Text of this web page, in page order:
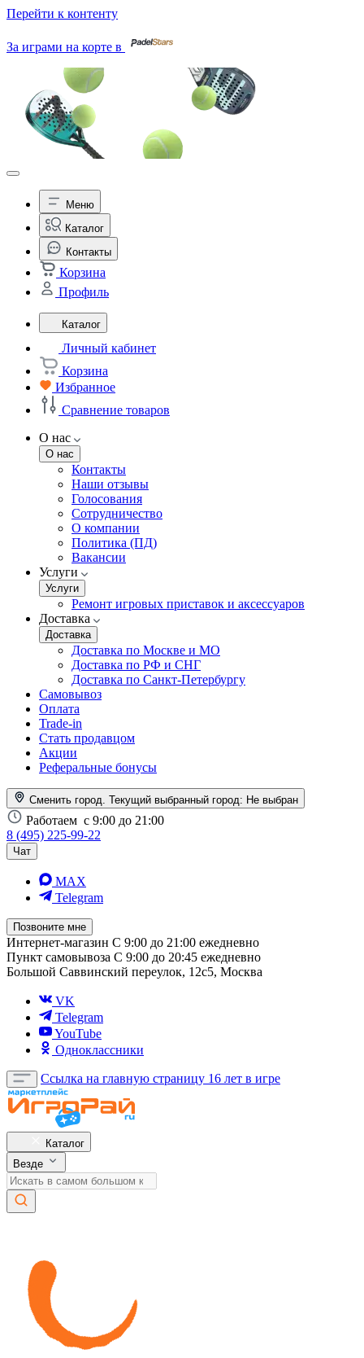
Перейти к контенту
За играми на корте в
Меню
Каталог
Контакты
Корзина
Профиль
Каталог
Личный кабинет
Корзина
Избранное
Сравнение товаров
О нас
О нас
Контакты
Наши отзывы
Голосования
Сотрудничество
О компании
Политика (ПД)
Вакансии
Услуги
Услуги
Ремонт игровых приставок и аксессуаров
Доставка
Доставка
Доставка по Москве и МО
Доставка по РФ и СНГ
Доставка по Санкт-Петербургу
Самовывоз
Оплата
Trade-in
Стать продавцом
Акции
Реферальные бонусы
Сменить город. Текущий выбранный город: Не выбран
Работаем с 9:00 до 21:00
8 (495) 225-99-22
Чат
MAX
Telegram
Позвоните мне
Интернет-магазин С 9:00 до 21:00 ежедневно
Пункт самовывоза С 9:00 до 20:45 ежедневно
Большой Саввинский переулок, 12с5, Москва
VK
Telegram
YouTube
Одноклассники
Ссылка на главную страницу 16 лет в игре
Каталог
Везде